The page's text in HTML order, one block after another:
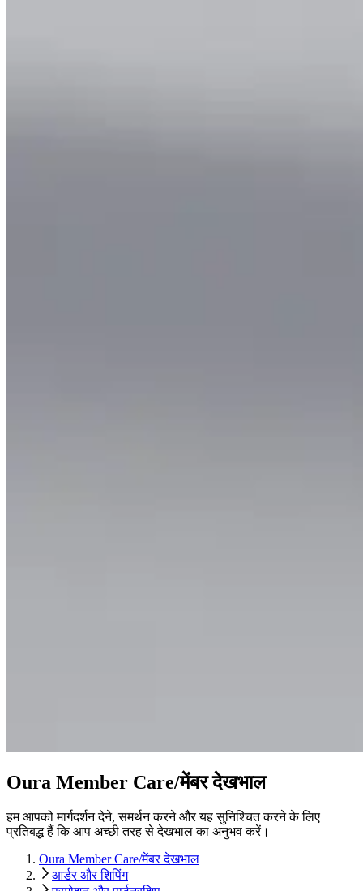
Oura Member Care/मेंबर देखभाल
हम आपको मार्गदर्शन देने, समर्थन करने और यह सुनिश्चित करने के लिए
प्रतिबद्ध हैं कि आप अच्छी तरह से देखभाल का अनुभव करें।
Oura Member Care/मेंबर देखभाल
आर्डर और शिपिंग